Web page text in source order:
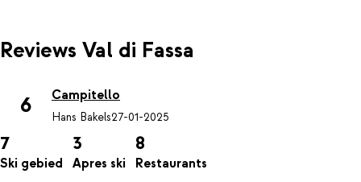
Reviews Val di Fassa
6 Campitello
Hans Bakels27-01-2025
7
Ski gebied
3
Apres ski
8
Restaurants